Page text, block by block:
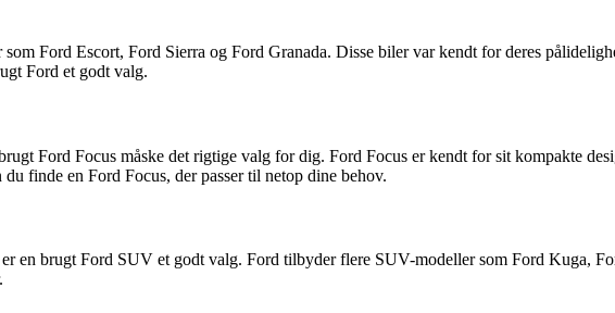
Ford Escort, Ford Sierra og Ford Granada. Disse biler var kendt for deres
Ford et godt valg.
Ford Focus måske det rigtige valg for dig. Ford Focus er kendt for sit kompakte
finde en Ford Focus, der passer til netop dine behov.
en brugt Ford SUV et godt valg. Ford tilbyder flere SUV-modeller som Ford Kuga,